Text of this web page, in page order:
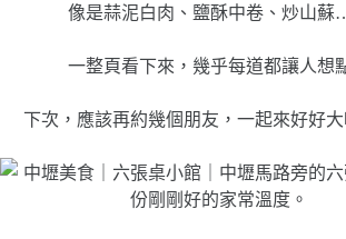
像是蒜泥白肉、鹽酥中卷、炒山
一整頁看下來，幾乎每道都讓人想
下次，應該再約幾個朋友，一起來好好大